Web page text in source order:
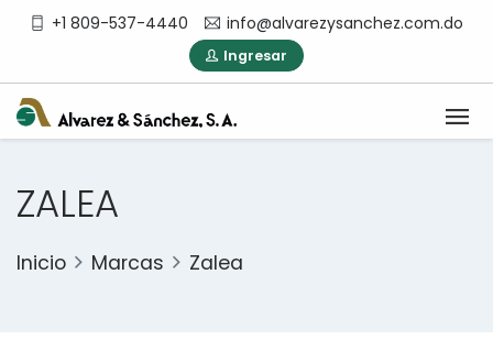
+1 809-537-4440 info@alvarezysanchez.com.do
Ingresar
ZALEA
Inicio Marcas Zalea